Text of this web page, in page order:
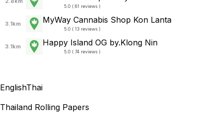
5.0 ( 81 reviews )
3.1km MyWay Cannabis Shop Kon Lanta
5.0 ( 13 reviews )
3.1km Happy Island OG by.Klong Nin
5.0 ( 74 reviews )
EnglishThai
Thailand Rolling Papers